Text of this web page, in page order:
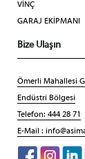
VİNÇ
GARAJ EKİPMANI
Bize Ulaşın
Ömerli Mahallesi
Endüstri Bölgesi
Telefon: 444 28 71
E-Mail :